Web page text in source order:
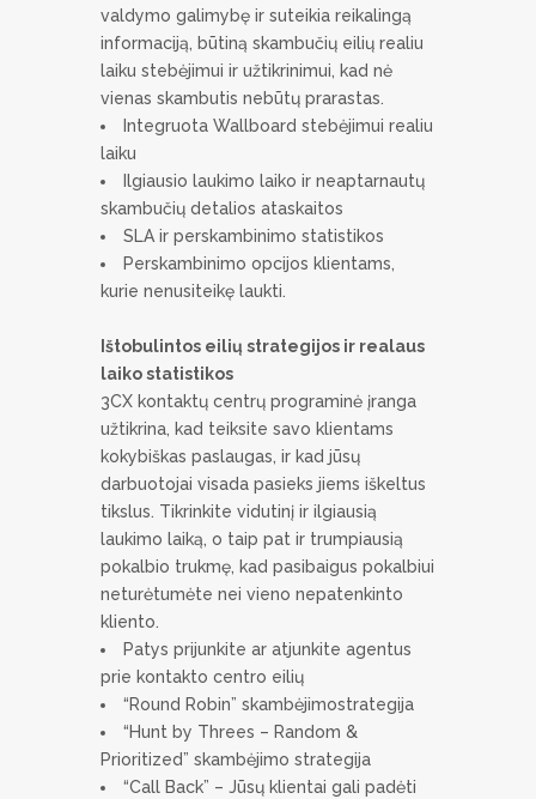
valdymo galimybę ir suteikia reikalingą
informaciją, būtiną skambučių eilių realiu
laiku stebėjimui ir užtikrinimui, kad nė
vienas skambutis nebūtų prarastas.
Integruota Wallboard stebėjimui realiu
laiku
Ilgiausio laukimo laiko ir neaptarnautų
skambučių detalios ataskaitos
SLA ir perskambinimo statistikos
Perskambinimo opcijos klientams,
kurie nenusiteikę laukti.
Ištobulintos eilių strategijos ir realaus
laiko statistikos
3CX kontaktų centrų programinė įranga
užtikrina, kad teiksite savo klientams
kokybiškas paslaugas, ir kad jūsų
darbuotojai visada pasieks jiems iškeltus
tikslus. Tikrinkite vidutinį ir ilgiausią
laukimo laiką, o taip pat ir trumpiausią
pokalbio trukmę, kad pasibaigus pokalbiui
neturėtumėte nei vieno nepatenkinto
kliento.
Patys prijunkite ar atjunkite agentus
prie kontakto centro eilių
“Round Robin” skambėjimostrategija
“Hunt by Threes – Random &
Prioritized” skambėjimo strategija
“Call Back” – Jūsų klientai gali padėti